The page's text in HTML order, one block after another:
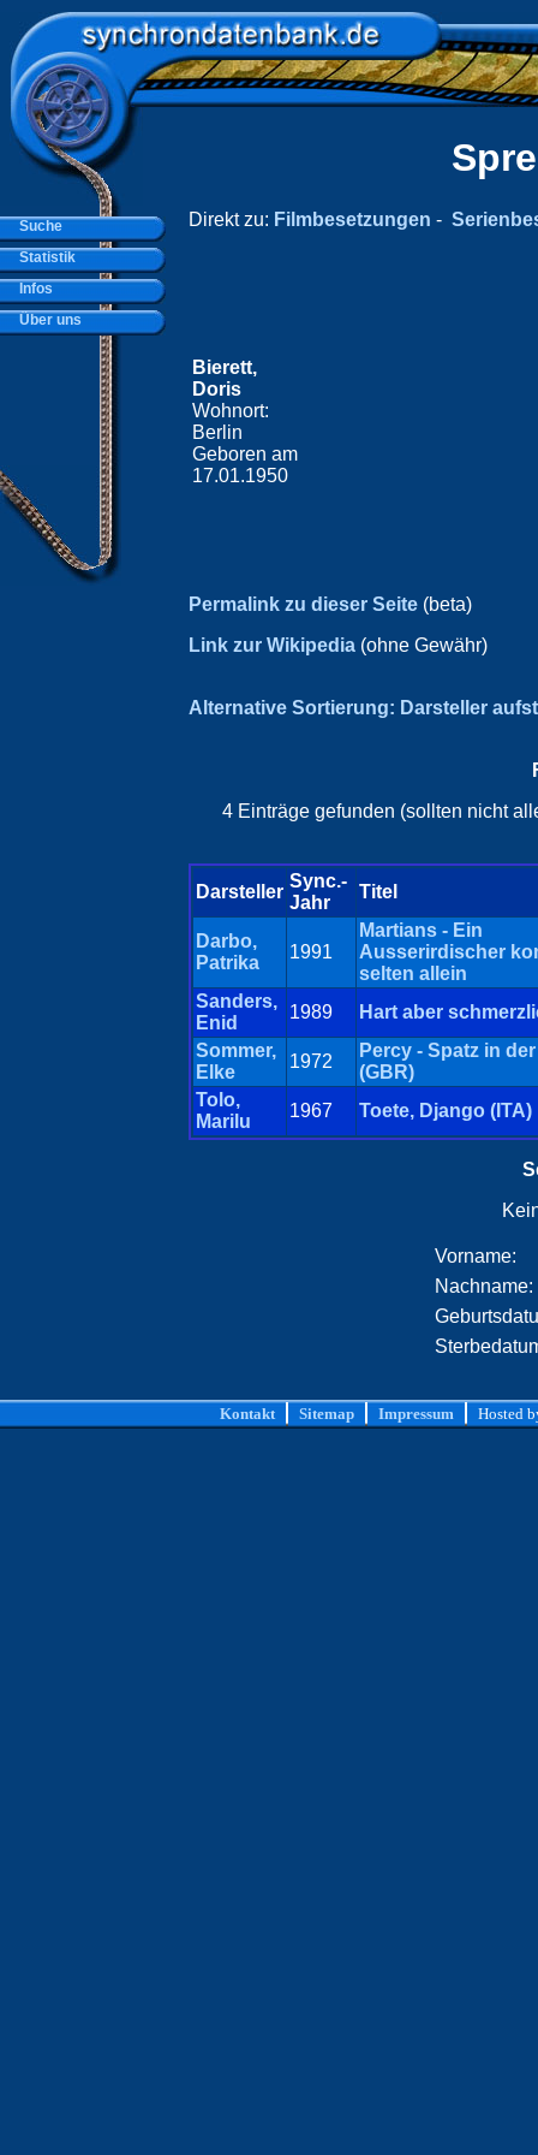
Direkt zu: Filmbesetzungen -
Bierett,
Doris
Wohnort:
Berlin
Geboren am
17.01.1950
Permalink zu dieser Seite (beta)
Link zur Wikipedia (ohne Gewähr)
Alternative Sortierung: Darsteller
4 Einträge gefunden (sollten nicht
Darsteller
Sync.-
Jahr
Titel
Darbo,
Patrika
1991
Martians - Ein
Ausserirdischer
selten allein
Sanders,
Enid
1989
Hart aber
Sommer,
Elke
1972
Percy - Spatz in
(GBR)
Tolo,
Marilu
1967 Toete, Django (ITA)
Vorname:
Nachname:
Kontakt Sitemap Impressum Hosted
Suche
Statistik
Infos
Über uns